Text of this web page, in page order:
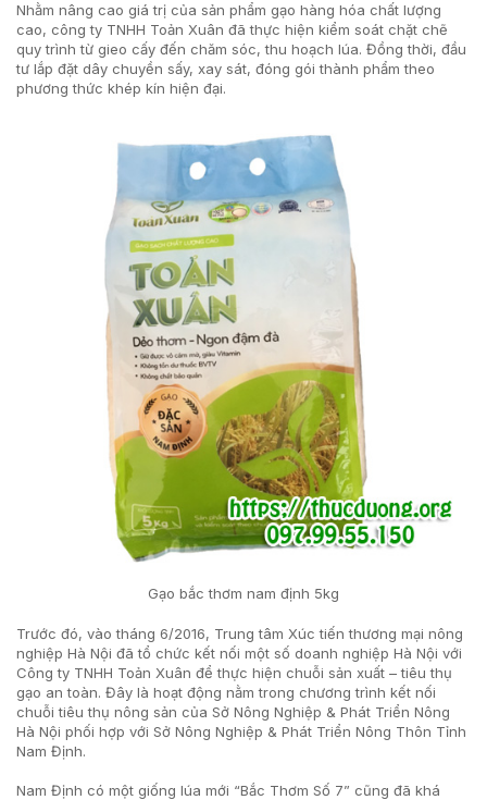
Nhằm nâng cao giá trị của sản phẩm gạo hàng hóa chất lượng
cao, công ty TNHH Toản Xuân đã thực hiện kiểm soát chặt chẽ
quy trình từ gieo cấy đến chăm sóc, thu hoạch lúa. Đồng thời, đầu
tư lắp đặt dây chuyền sấy, xay sát, đóng gói thành phẩm theo
phương thức khép kín hiện đại.
Gạo bắc thơm nam định 5kg
Trước đó, vào tháng 6/2016, Trung tâm Xúc tiến thương mại nông
nghiệp Hà Nội đã tổ chức kết nối một số doanh nghiệp Hà Nội với
Công ty TNHH Toản Xuân để thực hiện chuỗi sản xuất – tiêu thụ
gạo an toàn. Đây là hoạt động nằm trong chương trình kết nối
chuỗi tiêu thụ nông sản của Sở Nông Nghiệp & Phát Triển Nông
Hà Nội phối hợp với Sở Nông Nghiệp & Phát Triển Nông Thôn Tỉnh
Nam Định.
Nam Định có một giống lúa mới “Bắc Thơm Số 7” cũng đã khá